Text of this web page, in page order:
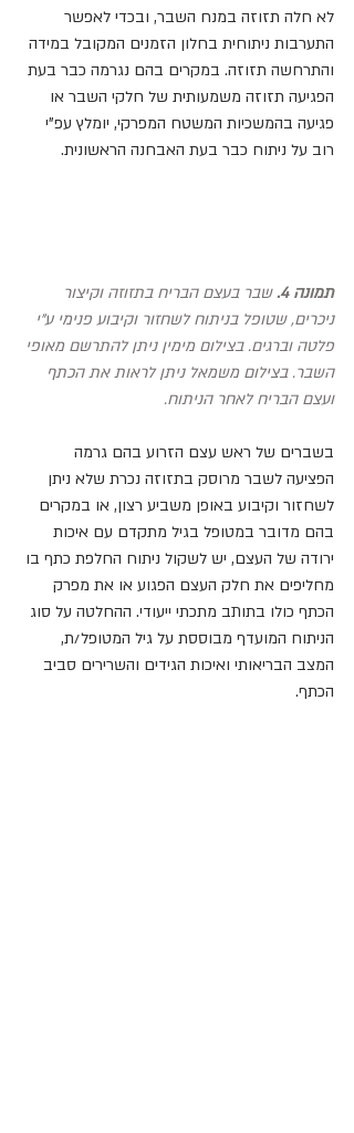
לא חלה תזוזה במנח השבר, ובכדי לאפשר
התערבות ניתוחית בחלון הזמנים המקובל במידה
והתרחשה תזוזה. במקרים בהם נגרמה כבר בעת
הפגיעה תזוזה משמעותית של חלקי השבר או
פגיעה בהמשכיות המשטח המפרקי, יומלץ עפ"י
רוב על ניתוח כבר בעת האבחנה הראשונית.
תמונה 4.
שבר בעצם הבריח בתזוזה וקיצור
ניכרים, שטופל בניתוח לשחזור וקיבוע פנימי ע"י
פלטה וברגים. בצילום מימין ניתן להתרשם מאופי
השבר. בצילום משמאל ניתן לראות את הכתף
ועצם הבריח לאחר הניתוח.
בשברים של ראש עצם הזרוע בהם גרמה
הפציעה לשבר מרוסק בתזוזה נכרת שלא ניתן
לשחזור וקיבוע באופן משביע רצון, או במקרים
בהם מדובר במטופל בגיל מתקדם עם איכות
ירודה של העצם, יש לשקול ניתוח החלפת כתף בו
מחליפים את חלק העצם הפגוע או את מפרק
הכתף כולו בתותב מתכתי ייעודי. ההחלטה על סוג
הניתוח המועדף מבוססת על גיל המטופל/ת,
המצב הבריאותי ואיכות הגידים והשרירים סביב
הכתף.